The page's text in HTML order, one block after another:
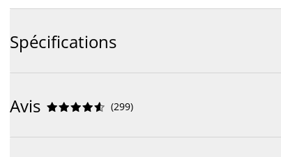
Spécifications
Avis 




 (299)